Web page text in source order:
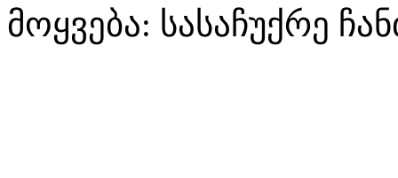
მოყვება: სასაჩუქრე